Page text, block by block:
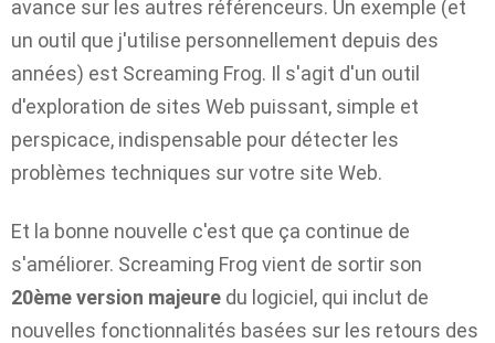
avance sur les autres référenceurs. Un exemple (et
un outil que j'utilise personnellement depuis des
années) est Screaming Frog. Il s'agit d'un outil
d'exploration de sites Web puissant, simple et
perspicace, indispensable pour détecter les
problèmes techniques sur votre site Web.
Et la bonne nouvelle c'est que ça continue de
s'améliorer. Screaming Frog vient de sortir son
20ème version majeure du logiciel, qui inclut de
nouvelles fonctionnalités basées sur les retours des